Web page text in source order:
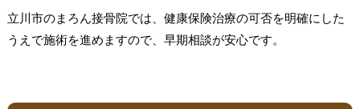
立川市のまろん接骨院では、健康保険治療の可否を明確にした
うえで施術を進めますので、早期相談が安心です。